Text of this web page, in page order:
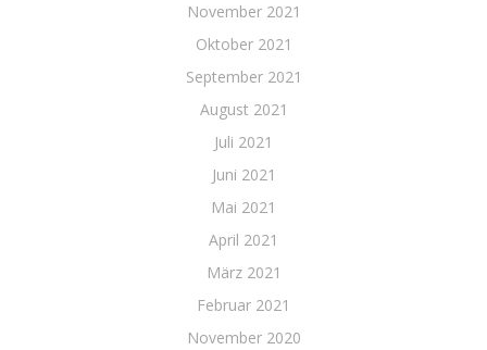
November 2021
Oktober 2021
September 2021
August 2021
Juli 2021
Juni 2021
Mai 2021
April 2021
März 2021
Februar 2021
November 2020